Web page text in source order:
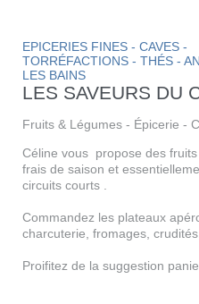
EPICERIES FINES - CAVES -
TORRÉFACTIONS - THÉS -
LES BAINS
LES SAVEURS DU
Fruits & Légumes - Épicerie -
Céline vous propose des
frais de saison et
circuits courts .
Commandez les plateaux
charcuterie, fromages,
Proifitez de la suggestion